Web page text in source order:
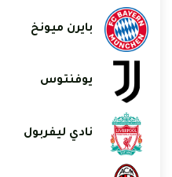
بايرن ميونخ
يوفنتوس
نادي ليفربول